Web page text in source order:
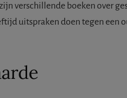
verschillende boeken over
uitspraken doen tegen een